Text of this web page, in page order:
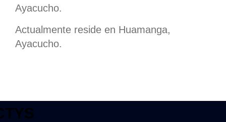
Ayacucho.
Actualmente reside en Huamanga,
Ayacucho.